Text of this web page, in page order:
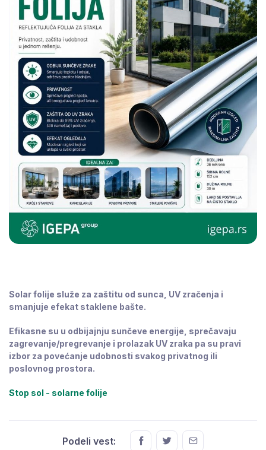
Solar folije služe za zaštitu od sunca, UV zračenja i
smanjuje efekat staklene bašte.
Efikasne su u odbijajnju sunčeve energije, sprečavaju
zagrevanje/pregrevanje i prolazak UV zraka pa su pravi
izbor za povećanje udobnosti svakog privatnog ili
poslovnog prostora.
Stop sol - solarne folije
Podeli vest: